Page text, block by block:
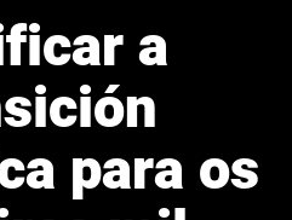
a
para os